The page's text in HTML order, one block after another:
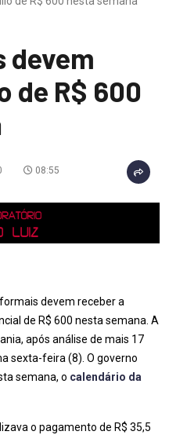
devem
de R$ 600
08:55
devem receber a
de R$ 600 nesta semana. A
após análise de mais 17
sexta-feira (8). O governo
semana, o calendário da
o pagamento de R$ 35,5